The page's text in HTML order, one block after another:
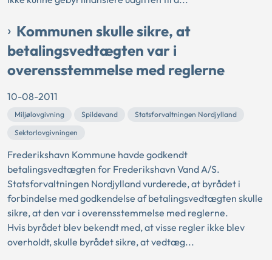
Kommunen skulle sikre, at
betalingsvedtægten var i
overensstemmelse med reglerne
10-08-2011
Miljølovgivning Spildevand
Statsforvaltningen Nordjylland
Sektorlovgivningen
Frederikshavn Kommune havde godkendt
betalingsvedtægten for Frederikshavn Vand A/S.
Statsforvaltningen Nordjylland vurderede, at byrådet i
forbindelse med godkendelse af betalingsvedtægten skulle
sikre, at den var i overensstemmelse med reglerne.
Hvis byrådet blev bekendt med, at visse regler ikke blev
overholdt, skulle byrådet sikre, at vedtæg...